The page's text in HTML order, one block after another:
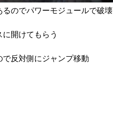
るのでパワーモジュールで破壊
開けてもらう
で反対側にジャンプ移動